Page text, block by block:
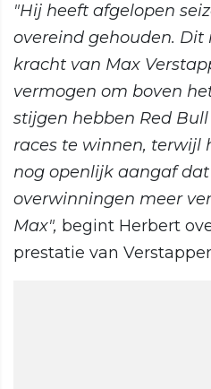
"Hij heeft afgelopen
overeind gehouden. Dit
kracht van Max
vermogen om boven
stijgen hebben Red
races te winnen, terwijl
nog openlijk aangaf
overwinningen meer
Max", begint Herbert
prestatie van